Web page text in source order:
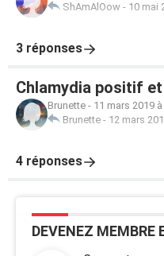
ShAmAlOow - 10 mai
3 réponses
Chlamydia positif
Brunette - 11 mars 2019 à
Brunette - 12 mars
4 réponses
DEVENEZ MEMBRE